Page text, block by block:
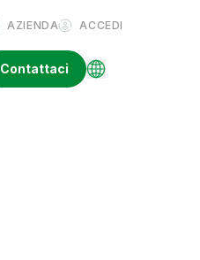
AZIENDA ACCEDI
Contattaci